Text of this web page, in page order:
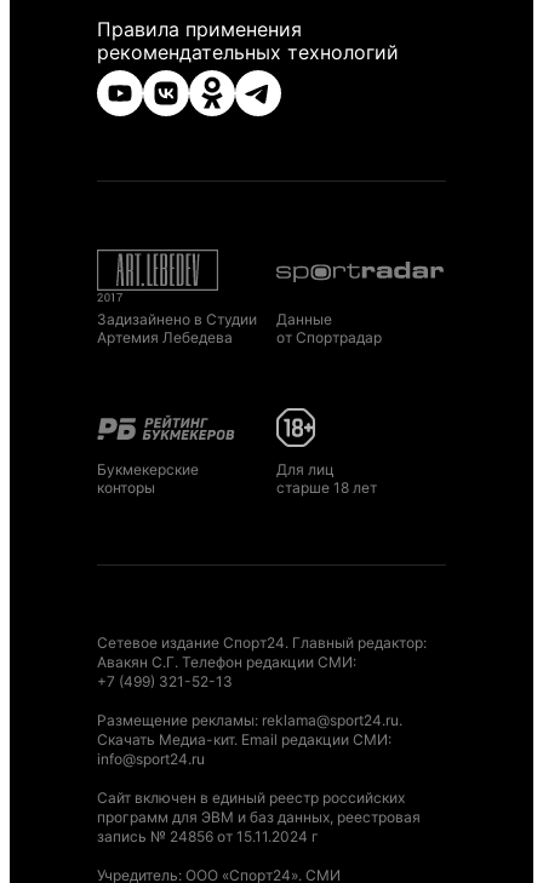
Правила применения
рекомендательных технологий
Задизайнено в Студии
Артемия Лебедева
Данные
от Спортрадар
Букмекерские
конторы
Для лиц
старше 18 лет
Сетевое издание Спорт24. Главный редактор:
Авакян С.Г. Телефон редакции СМИ:
+7 (499) 321-52-13
Размещение рекламы: reklama@sport24.ru.
Скачать Медиа-кит. Email редакции СМИ:
info@sport24.ru
Сайт включен в единый реестр российских
программ для ЭВМ и баз данных, реестровая
запись № 24856 от 15.11.2024 г
Учредитель: ООО «Спорт24». СМИ